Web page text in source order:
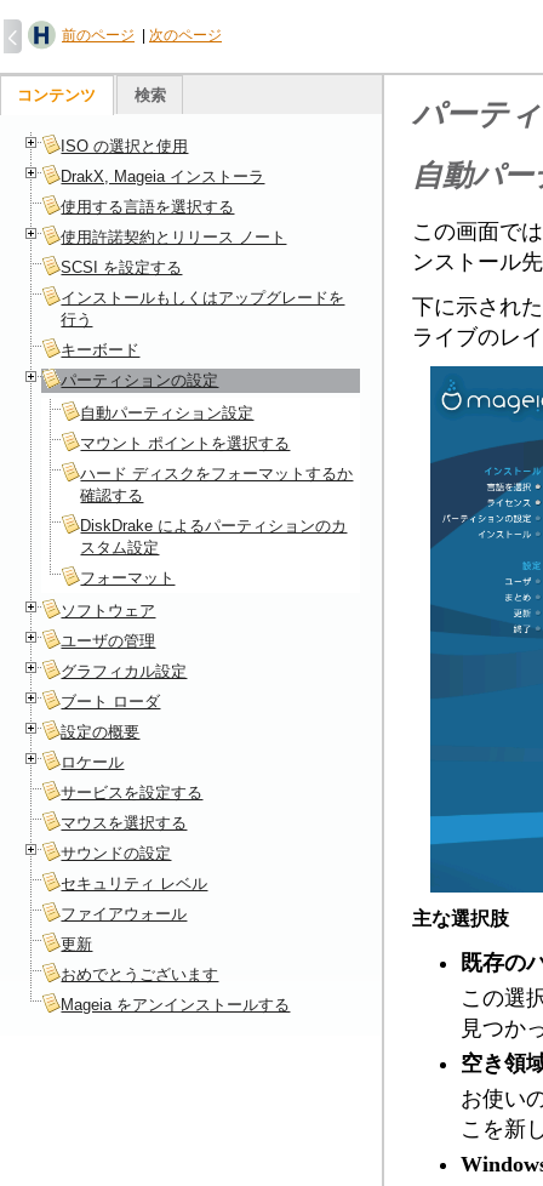
前のページ 次のページ
パーテ
自動パ
この画面で
ンストール
下に示され
ライブのレ
主な選択肢
既存の
この選
見つか
空き領
お使い
こを新
コンテンツ 検索
ISO の選択と使用
DrakX, Mageia インストーラ
使用する言語を選択する
使用許諾契約とリリース ノート
SCSI を設定する
インストールもしくはアップグレードを
行う
キーボード
パーティションの設定
自動パーティション設定
マウント ポイントを選択する
ハード ディスクをフォーマットするか
確認する
DiskDrake によるパーティションのカ
スタム設定
フォーマット
ソフトウェア
ユーザの管理
グラフィカル設定
ブート ローダ
設定の概要
ロケール
サービスを設定する
マウスを選択する
サウンドの設定
セキュリティ レベル
ファイアウォール
更新
おめでとうございます
Mageia をアンインストールする